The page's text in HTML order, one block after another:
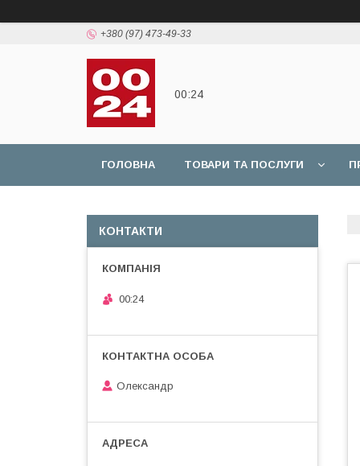
+380 (97) 473-49-33
00:24
ГОЛОВНА ТОВАРИ ТА ПОСЛУГИ
КОНТАКТИ
00:24
Олександр